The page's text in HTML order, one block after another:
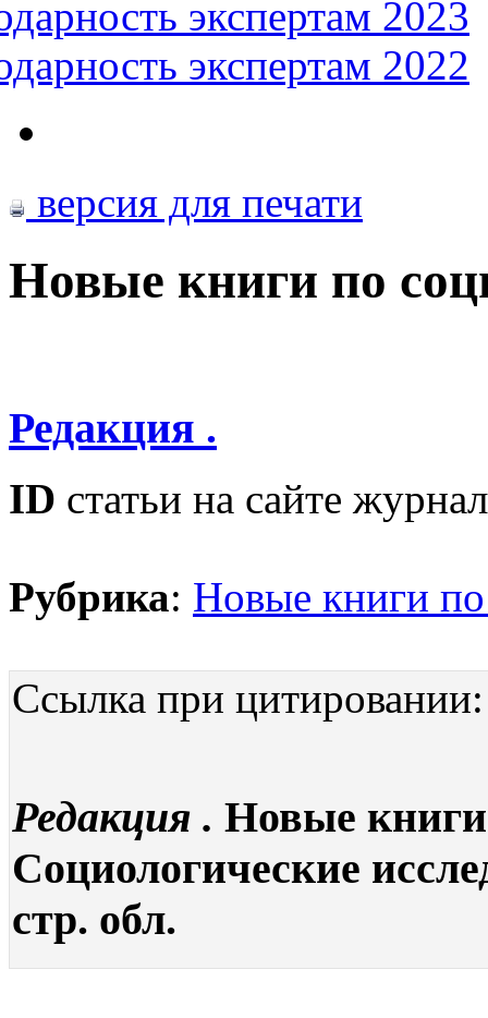
экспертам 2023
экспертам 2022
версия для печати
Новые книги по
Редакция .
ID статьи на сайте
Рубрика: Новые книги
Ссылка при цитировании:
Редакция . Новые
Социологические
стр. обл.